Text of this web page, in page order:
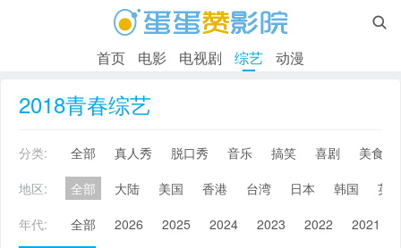

首页 电影 电视剧 综艺 动漫
2018青春综艺
分类: 全部 真人秀 脱口秀 音乐 搞笑 喜剧
美食
地区:
全部 大陆 美国 香港 台湾 日本 韩国
英
年代:
全部 2026 2025 2024 2023 2022 2021